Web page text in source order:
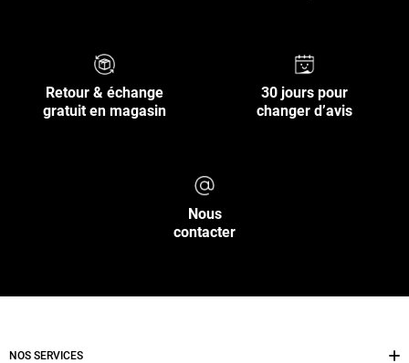
Retour & échange
gratuit en magasin
30 jours pour
changer d’avis
Nous
contacter
NOS SERVICES